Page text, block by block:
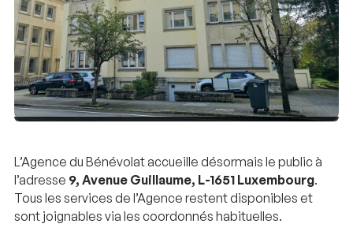
L’Agence du Bénévolat accueille désormais le public à
l’adresse 9, Avenue Guillaume, L-1651 Luxembourg.
Tous les services de l’Agence restent disponibles et
sont joignables via les coordonnés habituelles.